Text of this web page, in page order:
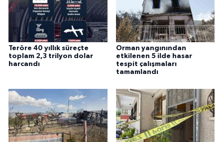
Teröre 40 yıllık süreçte
toplam 2,3 trilyon dolar
harcandı
Orman yangınından
etkilenen 5 ilde hasar
tespit çalışmaları
tamamlandı